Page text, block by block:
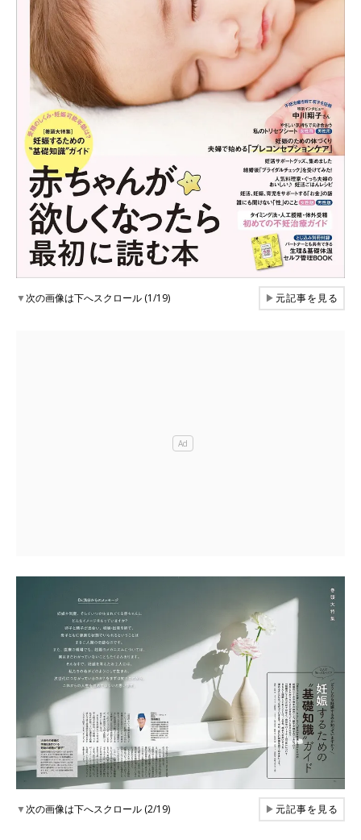
▼次の画像は下へスクロール (1/19) ▶元記事を見る
▼次の画像は下へスクロール (2/19) ▶元記事を見る